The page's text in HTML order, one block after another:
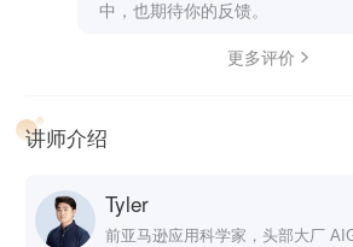
察机遇，分享大厂的 AI 人才考察重点，
更多可能。
学完整个课程，你将点亮下图中 AI 大模
部技能，并且能参与当前 AI 大模型系统
中，也期待你的反馈。
更多评价 
讲师介绍
Tyler
前亚马逊应用科学家，头部大厂